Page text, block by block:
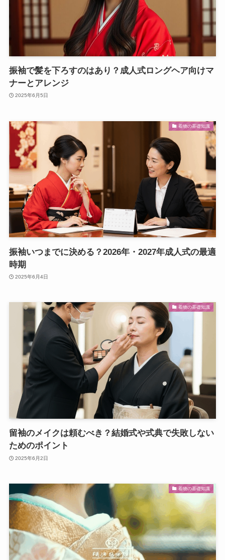
振袖で髪を下ろすのはあり？成人式ロングヘア向けマ
ナーとアレンジ
2025年6月5日
着物の基礎知識
振袖いつまでに決める？2026年・2027年成人式の最適
時期
2025年6月4日
着物の基礎知識
留袖のメイクは頼むべき？結婚式や式典で失敗しない
ためのポイント
2025年6月2日
着物の基礎知識